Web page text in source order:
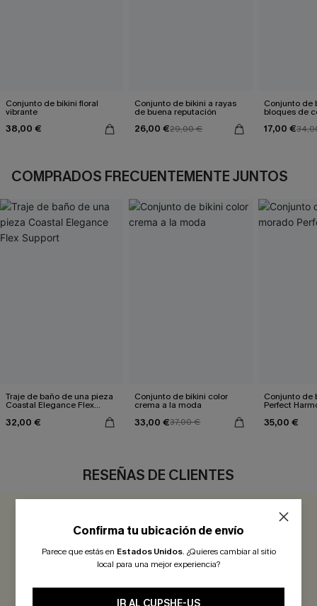
Conjunto de bikini floral
vibrante
38,00 €
Conjunto de bikini a rayas
de buena reputación
26,00 €29,00 €
Conjunto de
bloques de
17,00 €
COMPRADOS FRECUENTEMENTE JUNTOS
Traje de baño de una pieza
Coastal Elegance Flex
32,00 €
Conjunto de bikini color
crema a la moda
33,00 €37,00 €
Conjunto de
Perfect
35,00 €
RESEÑAS DE CLIENTES
5.0 1 COMENTARIO
¡Gana más de 30 puntos por cada reseña que dejes!
EVALUAR
Confirma tu ubicación de envío
Parece que estás en Estados Unidos. ¿Quieres cambiar al sitio
local para una mejor experiencia?